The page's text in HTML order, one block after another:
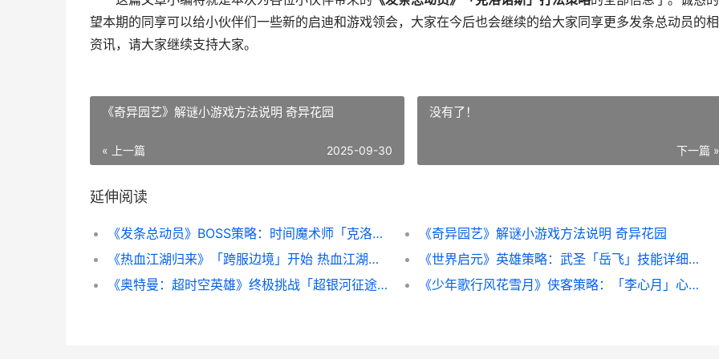
望本期的同享可以给小伙伴们一些新的启迪和游戏领会，大家在今后也会继续的给大家同享更多发条总动员的
资讯，请大家继续支持大家。
《奇异园艺》解谜小游戏方法说明 奇异花园
« 上一篇 2025-09-30
没有了！
下一篇 »
延伸阅读
《发条总动员》BOSS策略：时间魔术师「克洛诺斯」打法机制详细解答 发条总动员官网
《奇异园艺》解谜小游戏方法说明 奇异花园
《热血江湖归来》「跨服边境」开始 热血江湖归来邀请码
《世界启元》英雄策略：武圣「岳飞」技能详细解答 《世界启元》英语怎么说
《奥特曼：超时空英雄》终极挑战「超银河征途」方法详细解答 奥特曼超时空大决战
《少年歌行风花雪月》侠客策略：「李心月」心法主推&队伍组合主推 少年歌行风花雪月兑换码